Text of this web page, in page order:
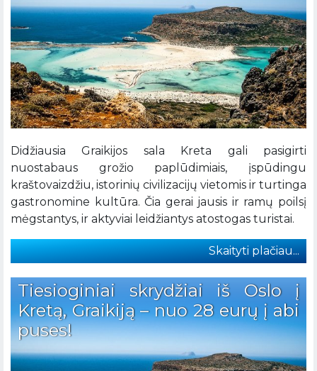
Didžiausia Graikijos sala Kreta gali pasigirti
nuostabaus grožio paplūdimiais, įspūdingu
kraštovaizdžiu, istorinių civilizacijų vietomis ir turtinga
gastronomine kultūra. Čia gerai jausis ir ramų poilsį
mėgstantys, ir aktyviai leidžiantys atostogas turistai.
Skaityti plačiau...
Tiesioginiai skrydžiai iš Oslo į
Kretą, Graikiją – nuo 28 eurų į abi
puses!